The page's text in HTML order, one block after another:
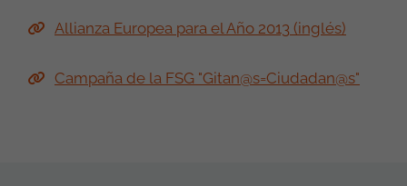
Allianza Europea para el Año 2013 (inglés)
Campaña de la FSG "Gitan@s=Ciudadan@s"